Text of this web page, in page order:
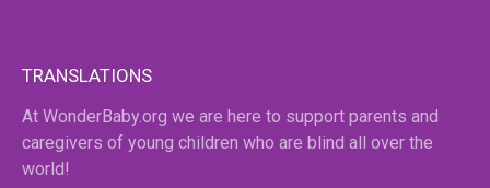
TRANSLATIONS
At WonderBaby.org we are here to support parents and
caregivers of young children who are blind all over the
world!